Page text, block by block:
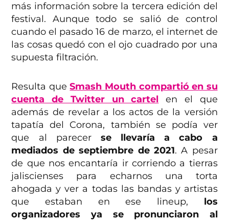
más información sobre la tercera edición del
festival. Aunque todo se salió de control
cuando el pasado 16 de marzo, el internet de
las cosas quedó con el ojo cuadrado por una
supuesta filtración.
Resulta queSmash Mouth compartió en su
cuenta de Twitter un cartel en el que
además de revelar a los actos de la versión
tapatía del Corona, también se podía ver
que al parecer se llevaría a cabo a
mediados de septiembre de 2021. A pesar
de que nos encantaría ir corriendo a tierras
jaliscienses para echarnos una torta
ahogada y ver a todas las bandas y artistas
que estaban en ese lineup, los
organizadores ya se pronunciaron al